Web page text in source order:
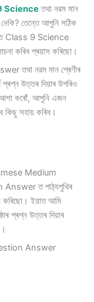
Science তথা নৱম মান
নেকি? তেন্তে আপুনি সঠিক
Class 9 Science
কৰিব প্ৰয়াস কৰিছো।
তথা নৱম মান শ্ৰেণীৰ
প্ৰশ্ন উত্তৰ দিয়াৰ উপৰিও
আশা কৰোঁ, আপুনি এজন
কিছু সহায় কৰিব।
Medium
ত পাঠ্যপুথিৰ
কৰিছো। ইয়াত আমি
প্ৰশ্ন উত্তৰ দিয়াৰ